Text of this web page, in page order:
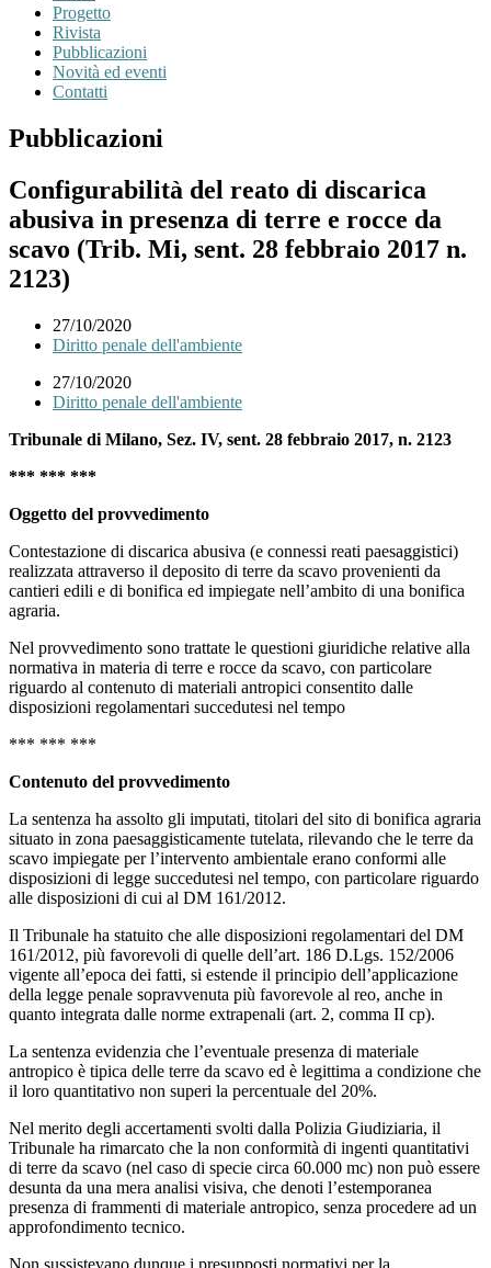
Progetto
Rivista
Pubblicazioni
Novità ed eventi
Contatti
Pubblicazioni
Configurabilità del reato di discarica
abusiva in presenza di terre e rocce da
scavo (Trib. Mi, sent. 28 febbraio 2017 n.
2123)
27/10/2020
Diritto penale dell'ambiente
27/10/2020
Diritto penale dell'ambiente
Tribunale di Milano, Sez. IV, sent. 28 febbraio 2017, n. 2123
*** *** ***
Oggetto del provvedimento
Contestazione di discarica abusiva (e connessi reati paesaggistici)
realizzata attraverso il deposito di terre da scavo provenienti da
cantieri edili e di bonifica ed impiegate nell’ambito di una bonifica
agraria.
Nel provvedimento sono trattate le questioni giuridiche relative alla
normativa in materia di terre e rocce da scavo, con particolare
riguardo al contenuto di materiali antropici consentito dalle
disposizioni regolamentari succedutesi nel tempo
*** *** ***
Contenuto del provvedimento
La sentenza ha assolto gli imputati, titolari del sito di bonifica agraria
situato in zona paesaggisticamente tutelata, rilevando che le terre da
scavo impiegate per l’intervento ambientale erano conformi alle
disposizioni di legge succedutesi nel tempo, con particolare riguardo
alle disposizioni di cui al DM 161/2012.
Il Tribunale ha statuito che alle disposizioni regolamentari del DM
161/2012, più favorevoli di quelle dell’art. 186 D.Lgs. 152/2006
vigente all’epoca dei fatti, si estende il principio dell’applicazione
della legge penale sopravvenuta più favorevole al reo, anche in
quanto integrata dalle norme extrapenali (art. 2, comma II cp).
La sentenza evidenzia che l’eventuale presenza di materiale
antropico è tipica delle terre da scavo ed è legittima a condizione che
il loro quantitativo non superi la percentuale del 20%.
Nel merito degli accertamenti svolti dalla Polizia Giudiziaria, il
Tribunale ha rimarcato che la non conformità di ingenti quantitativi
di terre da scavo (nel caso di specie circa 60.000 mc) non può essere
desunta da una mera analisi visiva, che denoti l’estemporanea
presenza di frammenti di materiale antropico, senza procedere ad un
approfondimento tecnico.